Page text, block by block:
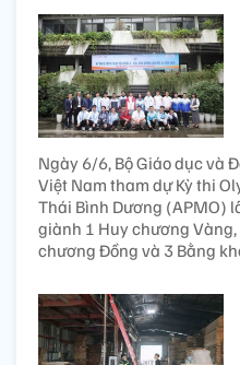
Ngày 6/6, Bộ Giáo dục và
Việt Nam tham dự Kỳ thi
Thái Bình Dương (APMO)
giành 1 Huy chương
chương Đồng và 3 Bằng